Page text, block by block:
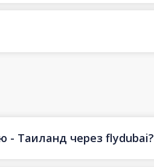
- Таиланд через flydubai?